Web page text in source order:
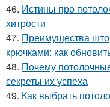
46. Истины про
хитрости
47. Преимущества
крючками: как
48. Почему
секреты их успеха
49. Как выбрать